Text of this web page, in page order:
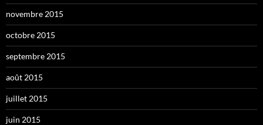
novembre 2015
octobre 2015
septembre 2015
août 2015
juillet 2015
juin 2015